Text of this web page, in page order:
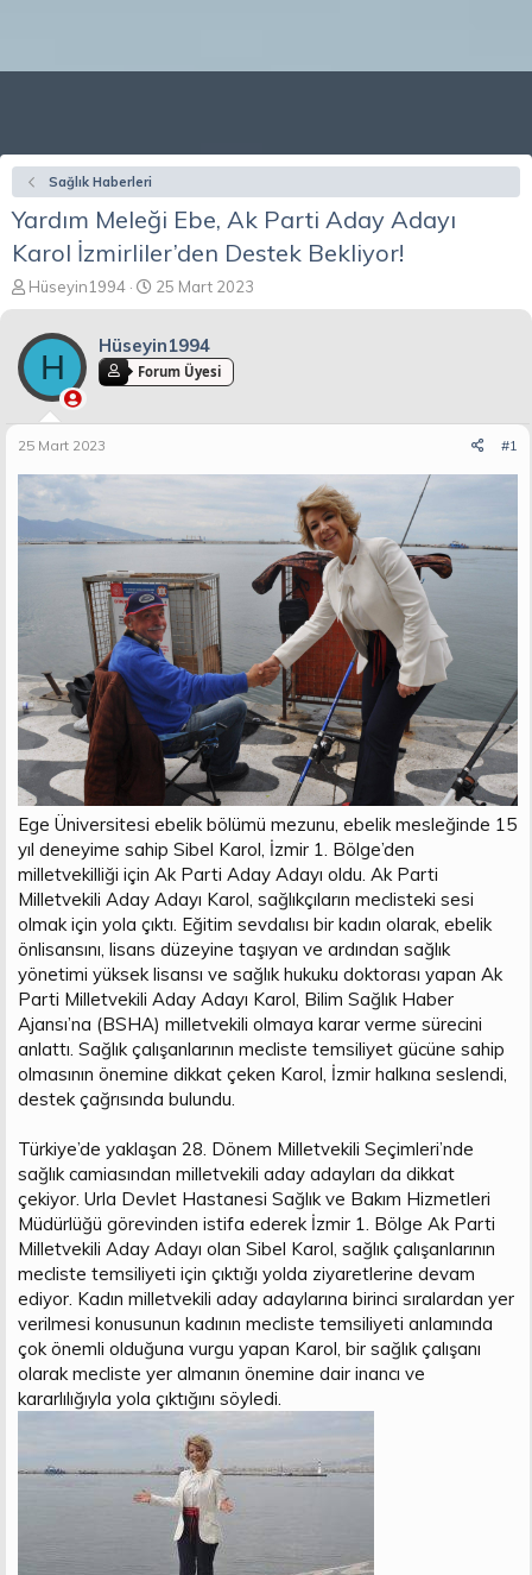
Sağlık Haberleri
Yardım Meleği Ebe, Ak Parti Aday Adayı
Karol İzmirliler’den Destek Bekliyor!
K
o
b
y
a
ş
a
t
Hüseyin1994
B
a
l
a
n
t
i
i
25 Mart 2023
H
Hüseyin1994
Forum Üyesi
25 Mart 2023 #1
Ege Üniversitesi ebelik bölümü mezunu, ebelik mesleğinde 15
yıl deneyime sahip Sibel Karol, İzmir 1. Bölge’den
milletvekilliği için Ak Parti Aday Adayı oldu. Ak Parti
Milletvekili Aday Adayı Karol, sağlıkçıların meclisteki sesi
olmak için yola çıktı. Eğitim sevdalısı bir kadın olarak, ebelik
önlisansını, lisans düzeyine taşıyan ve ardından sağlık
yönetimi yüksek lisansı ve sağlık hukuku doktorası yapan Ak
Parti Milletvekili Aday Adayı Karol, Bilim Sağlık Haber
Ajansı’na (BSHA) milletvekili olmaya karar verme sürecini
anlattı. Sağlık çalışanlarının mecliste temsiliyet gücüne sahip
olmasının önemine dikkat çeken Karol, İzmir halkına seslendi,
destek çağrısında bulundu.
Türkiye’de yaklaşan 28. Dönem Milletvekili Seçimleri’nde
sağlık camiasından milletvekili aday adayları da dikkat
çekiyor. Urla Devlet Hastanesi Sağlık ve Bakım Hizmetleri
Müdürlüğü görevinden istifa ederek İzmir 1. Bölge Ak Parti
Milletvekili Aday Adayı olan Sibel Karol, sağlık çalışanlarının
mecliste temsiliyeti için çıktığı yolda ziyaretlerine devam
ediyor. Kadın milletvekili aday adaylarına birinci sıralardan yer
verilmesi konusunun kadının mecliste temsiliyeti anlamında
çok önemli olduğuna vurgu yapan Karol, bir sağlık çalışanı
olarak mecliste yer almanın önemine dair inancı ve
kararlılığıyla yola çıktığını söyledi.